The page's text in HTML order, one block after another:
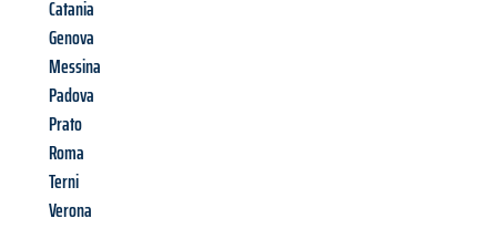
Catania
Genova
Messina
Padova
Prato
Roma
Terni
Verona